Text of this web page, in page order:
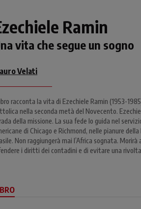
Ramin
vita che segue un sogno
Velati
racconta la vita di Ezechiele Ramin (1953-
nella seconda metà del Novecento.
della missione. La sua fede lo guida nel
di Chicago e Richmond, nelle pianure
Non raggiungerà mai l’Africa sognata.
i diritti dei contadini e di evitare una